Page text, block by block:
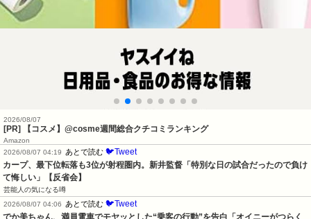
2026/08/07
[PR] 【コスメ】@cosme週間総合クチコミランキング
Amazon
2026/08/07 04:19
あとで読む 🐦Tweet
カープ、最下位転落も3位が射程圏内。新井監督「特別な日の試合だったので負け
て悔しい」【反省会】
芸能人の気になる噂
2026/08/07 04:06
あとで読む 🐦Tweet
でか美ちゃん、満員電車でモヤッとした“乗客の行動”を告白「オイニーがつらく